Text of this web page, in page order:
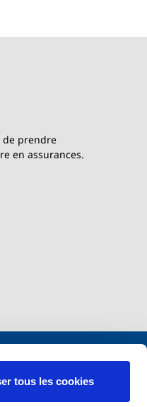
tous les cookies
de prendre
en assurances.
nous ?